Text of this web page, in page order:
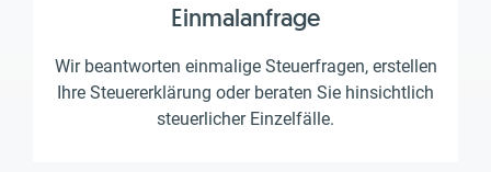
Einmalanfrage
Wir beantworten einmalige Steuerfragen, erstellen
Ihre Steuererklärung oder beraten Sie hinsichtlich
steuerlicher Einzelfälle.